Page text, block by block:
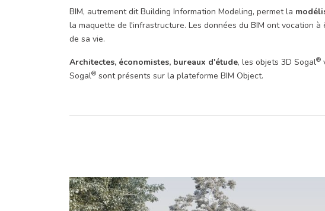
BIM, autrement dit Building Information Modeling, permet la
la maquette de l'infrastructure. Les données du BIM ont vocation
de sa vie.
Architectes, économistes, bureaux d'étude, les objets 3D Sogal®
Sogal® sont présents sur la plateforme BIM Object.